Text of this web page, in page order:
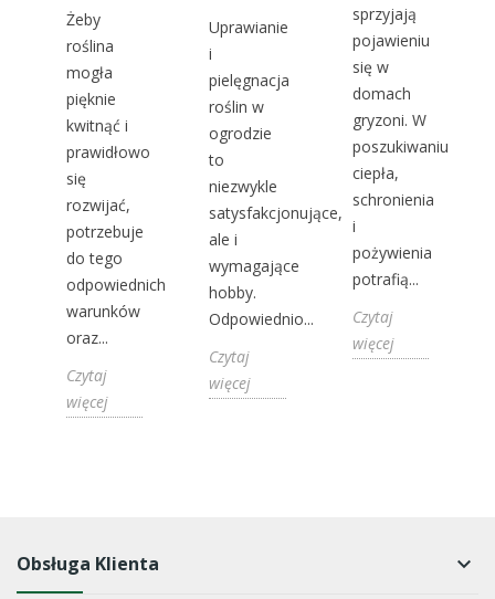
Żeby
roślina
mogła
pięknie
kwitnąć i
prawidłowo
się
rozwijać,
potrzebuje
do tego
odpowiednich
warunków
oraz...
Czytaj
więcej
Uprawianie
i
pielęgnacja
roślin w
ogrodzie
to
niezwykle
satysfakcjonujące,
ale i
wymagające
hobby.
Odpowiednio...
Czytaj
więcej
sprzyjają
pojawieniu
się w
domach
gryzoni. W
poszukiwaniu
ciepła,
schronienia
i
pożywienia
potrafią...
Czytaj
więcej
Obsługa Klienta keyboard_arrow_down